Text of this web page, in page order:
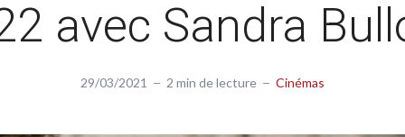
avec Sandra
29/03/2021 2 min de lecture Cinémas